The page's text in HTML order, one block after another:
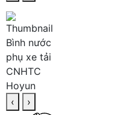
‹ ›